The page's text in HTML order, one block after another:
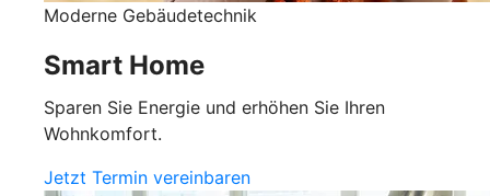
Moderne Gebäudetechnik
Smart Home
Sparen Sie Energie und erhöhen Sie Ihren
Wohnkomfort.
Jetzt Termin vereinbaren